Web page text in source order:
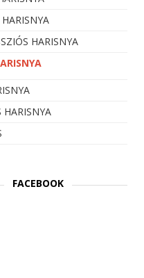
HARISNYA
HARISNYA
FACEBOOK